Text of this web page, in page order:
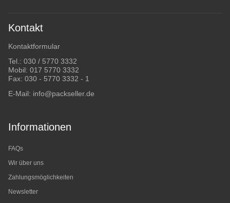
Kontakt
Kontaktformular
Tel.: 030 / 5770 3332
Mobil: 017 5770 3332
Fax: 030 - 5770 3332 - 1
E-Mail: info@packseller.de
Informationen
FAQs
Wir über uns
Zahlungsmöglichkeiten
Newsletter